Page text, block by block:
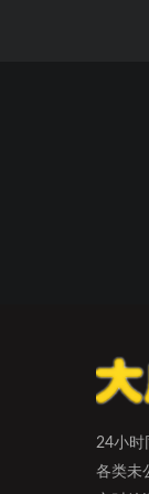
24小时
各类未